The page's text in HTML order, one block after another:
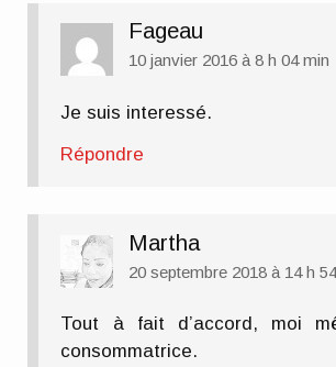
Fageau
10 janvier 2016 à 8 h 04 min
Je suis interessé.
Répondre
Martha
20 septembre 2018 à 14 h
Tout à fait d’accord, moi
consommatrice.